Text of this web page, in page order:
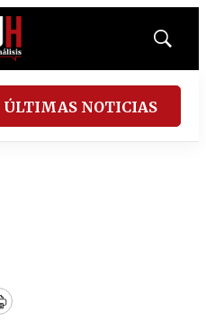
Mostrar
ÚLTIMAS NOTICIAS